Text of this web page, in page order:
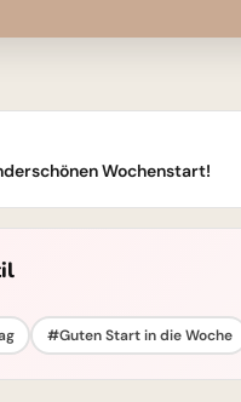
Wochenstart!
#Guten Start in die Woche